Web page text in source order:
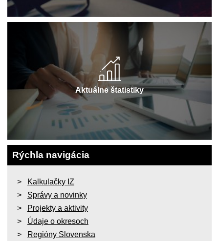
Aktuálne štatistiky
Rýchla navigácia
Kalkulačky IZ
Správy a novinky
Projekty a aktivity
Údaje o okresoch
Regióny Slovenska